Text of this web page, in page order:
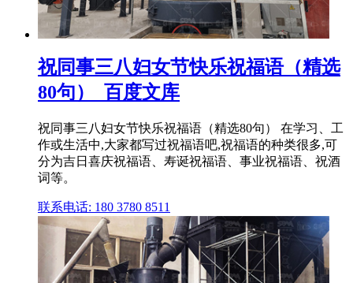
祝同事三八妇女节快乐祝福语（精选
80句）_百度文库
祝同事三八妇女节快乐祝福语（精选80句） 在学习、工
作或生活中,大家都写过祝福语吧,祝福语的种类很多,可
分为吉日喜庆祝福语、寿诞祝福语、事业祝福语、祝酒
词等。
联系电话: 180 3780 8511